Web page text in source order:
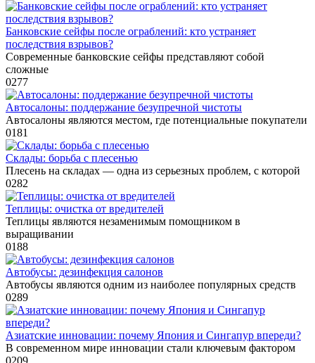
Банковские сейфы после ограблений: кто устраняет
последствия взрывов?
Современные банковские сейфы представляют собой
сложные
0277
Автосалоны: поддержание безупречной чистоты
Автосалоны являются местом, где потенциальные покупатели
0181
Склады: борьба с плесенью
Плесень на складах — одна из серьезных проблем, с которой
0282
Теплицы: очистка от вредителей
Теплицы являются незаменимым помощником в
выращивании
0188
Автобусы: дезинфекция салонов
Автобусы являются одним из наиболее популярных средств
0289
Азиатские инновации: почему Япония и Сингапур впереди?
В современном мире инновации стали ключевым фактором
0209